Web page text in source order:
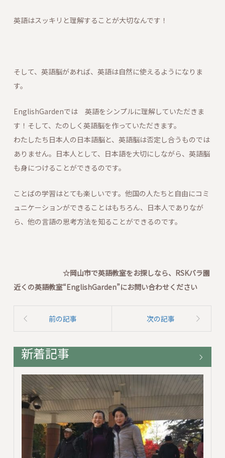
英語はスッキリと理解することが大切なんです！
そして、英語脳があれば、英語は自然に使えるようになりま
す。
EnglishGardenでは 英語をシンプルに理解していただきま
す！そして、たのしく英語脳を作っていただきます。
わたしたち日本人の日本語脳と、英語脳は否定し合うものでは
ありません。日本人として、日本語を大切にしながら、英語脳
も身につけることができるのです。
ことばの学習はとても楽しいです。他国の人たちと自由にコミ
ュニケーションができることはもちろん、日本人でありなが
ら、他の言語の思考方法を知ることができるのです。
☆岡山市で英語教室をお探しなら、RSKバラ園
近くの英語教室“EnglishGarden”にお問い合わせください
前の記事 次の記事
新着記事